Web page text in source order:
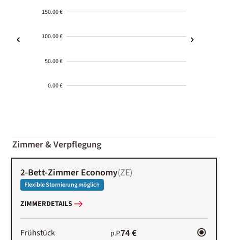
150.00 €
100.00 €
50.00 €
0.00 €
01-02
Zimmer & Verpflegung
2-Bett-Zimmer Economy(ZE)
Flexible Stornierung möglich
ZIMMERDETAILS
Frühstück p.P.74 €